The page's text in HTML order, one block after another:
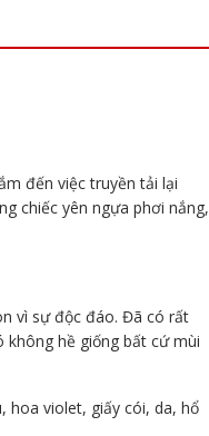
đến việc truyền tải lại
chiếc yên ngựa phơi nắng,
vì sự độc đáo. Đã có rất
không hề giống bất cứ mùi
hoa violet, giấy cói, da, hổ